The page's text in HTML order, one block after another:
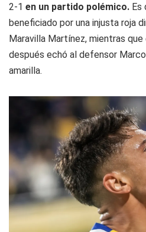
2-1 en un partido polémico. Es
beneficiado por una injusta roja
Maravilla Martínez, mientras
después echó al defensor
amarilla.